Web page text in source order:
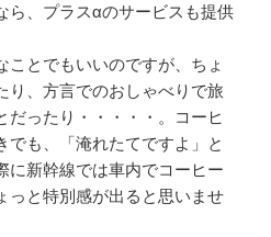
ら、プラスαのサービスも提供
ことでもいいのですが、ちょ
り、方言でのおしゃべりで旅
だったり・・・・・。コーヒ
でも、「淹れたてですよ」と
に新幹線では車内でコーヒー
っと特別感が出ると思いませ